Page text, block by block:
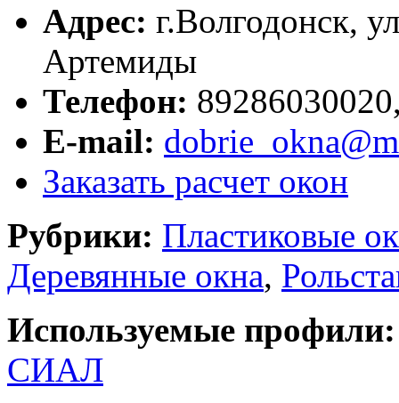
Адрес: г.Волгодонск,
Артемиды
Телефон:
E-mail:
Заказать расчет окон
Рубрики: Пластиковые
Деревянные окна,
Используемые профили:
СИАЛ